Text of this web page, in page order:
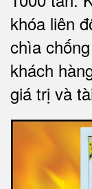
khóa liên
chìa
khách
giá trị và